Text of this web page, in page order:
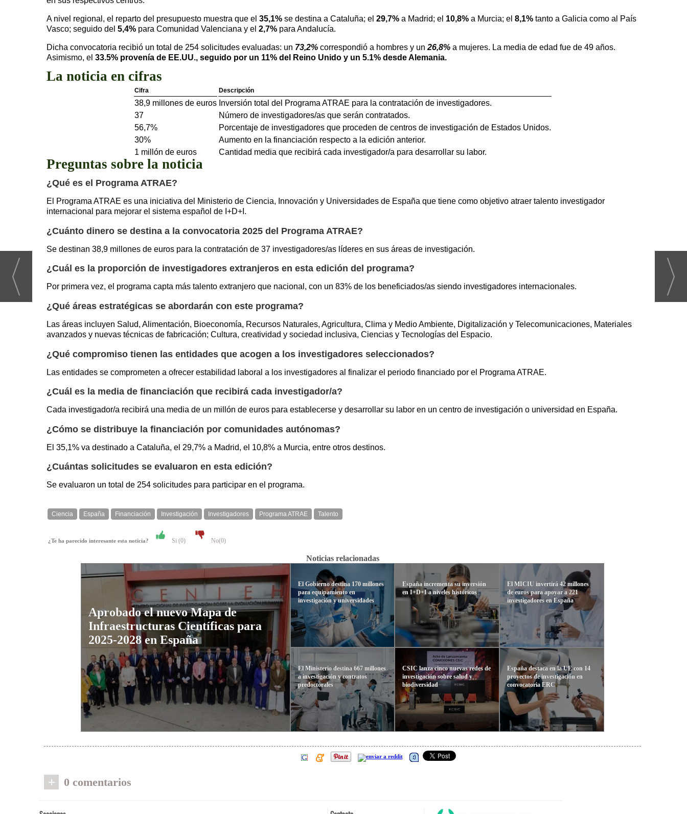
A nivel regional, el reparto del presupuesto muestra que el 35,1% se destina a Cataluña; el 29,7% a Madrid; el 10,8% a Murcia; el 8,1% tanto a Galicia como al País
Vasco; seguido del 5,4% para Comunidad Valenciana y el 2,7% para Andalucía.
Dicha convocatoria recibió un total de 254 solicitudes evaluadas: un 73,2% correspondió a hombres y un 26,8% a mujeres. La media de edad fue de 49 años.
Asimismo, el 33.5% provenía de EE.UU., seguido por un 11% del Reino Unido y un 5.1% desde Alemania.
La noticia en cifras
Cifra Descripción
38,9 millones de euros Inversión total del Programa ATRAE para la contratación de investigadores.
37
Número de investigadores/as que serán contratados.
56,7%
Porcentaje de investigadores que proceden de centros de investigación de Estados Unidos.
30%
Aumento en la financiación respecto a la edición anterior.
1 millón de euros
Cantidad media que recibirá cada investigador/a para desarrollar su labor.
Preguntas sobre la noticia
¿Qué es el Programa ATRAE?
El Programa ATRAE es una iniciativa del Ministerio de Ciencia, Innovación y Universidades de España que tiene como objetivo atraer talento investigador
internacional para mejorar el sistema español de I+D+I.
¿Cuánto dinero se destina a la convocatoria 2025 del Programa ATRAE?
Se destinan 38,9 millones de euros para la contratación de 37 investigadores/as líderes en sus áreas de investigación.
¿Cuál es la proporción de investigadores extranjeros en esta edición del programa?
Por primera vez, el programa capta más talento extranjero que nacional, con un 83% de los beneficiados/as siendo investigadores internacionales.
¿Qué áreas estratégicas se abordarán con este programa?
Las áreas incluyen Salud, Alimentación, Bioeconomía, Recursos Naturales, Agricultura, Clima y Medio Ambiente, Digitalización y Telecomunicaciones, Materiales
avanzados y nuevas técnicas de fabricación; Cultura, creatividad y sociedad inclusiva, Ciencias y Tecnologías del Espacio.
¿Qué compromiso tienen las entidades que acogen a los investigadores seleccionados?
Las entidades se comprometen a ofrecer estabilidad laboral a los investigadores al finalizar el periodo financiado por el Programa ATRAE.
¿Cuál es la media de financiación que recibirá cada investigador/a?
Cada investigador/a recibirá una media de un millón de euros para establecerse y desarrollar su labor en un centro de investigación o universidad en España.
¿Cómo se distribuye la financiación por comunidades autónomas?
El 35,1% va destinado a Cataluña, el 29,7% a Madrid, el 10,8% a Murcia, entre otros destinos.
¿Cuántas solicitudes se evaluaron en esta edición?
Se evaluaron un total de 254 solicitudes para participar en el programa.
Ciencia España Financiación Investigación Investigadores Programa ATRAE Talento
¿Te ha parecido interesante esta noticia? Si (0) No(0)
Noticias relacionadas
Aprobado el nuevo Mapa de
Infraestructuras Científicas para
2025-2028 en España
El Gobierno destina 170 millones
para equipamiento en
investigación y universidades
El Ministerio destina 667 millones
a investigación y contratos
predoctorales
España incrementa su inversión
en I+D+I a niveles históricos
CSIC lanza cinco nuevas redes de
investigación sobre salud y
biodiversidad
El MICIU invertirá 42 millones
de euros para apoyar a 221
investigadores en España
España destaca en la UE con 14
proyectos de investigación en
convocatoria ERC
+ 0 comentarios